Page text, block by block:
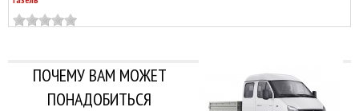
ПОЧЕМУ ВАМ МОЖЕТ
ПОНАДОБИТЬСЯ